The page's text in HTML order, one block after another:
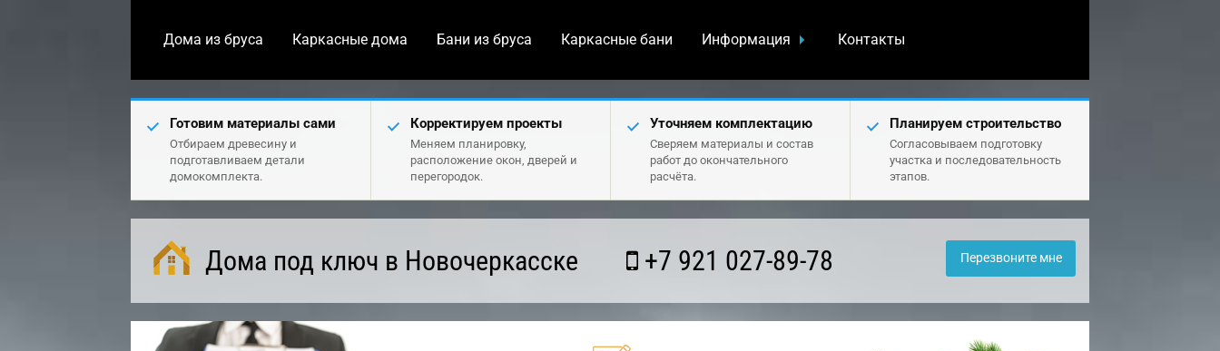
Дома из бруса Каркасные дома Бани из бруса Каркасные бани Информация Контакты
Готовим материалы сами
Отбираем древесину и
подготавливаем детали
домокомплекта.
Корректируем проекты
Меняем планировку,
расположение окон, дверей и
перегородок.
Уточняем комплектацию
Сверяем материалы и состав
работ до окончательного
расчёта.
Планируем строительство
Согласовываем подготовку
участка и последовательность
этапов.
Дома под ключ в Новочеркасске +7 921 027-89-78 Перезвоните мне